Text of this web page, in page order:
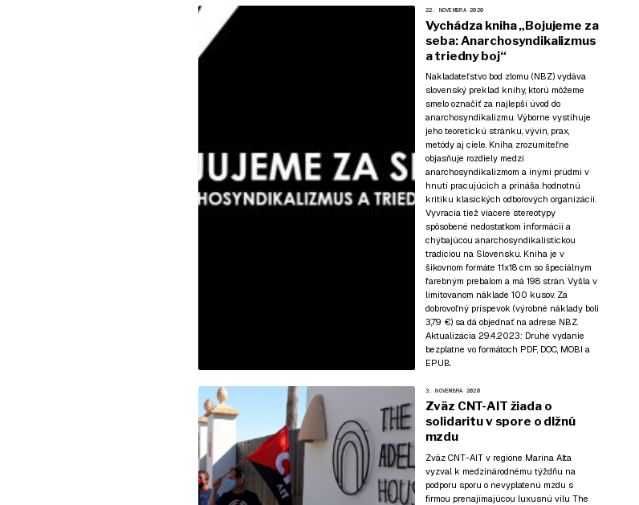
22. NOVEMBRA 2020
Vychádza kniha „Bojujeme za
seba: Anarchosyndikalizmus
a triedny boj“
Nakladateľstvo bod zlomu (NBZ) vydáva
slovenský preklad knihy, ktorú môžeme
smelo označiť za najlepší úvod do
anarchosyndikalizmu. Výborne vystihuje
jeho teoretickú stránku, vývin, prax,
metódy aj ciele. Kniha zrozumiteľne
objasňuje rozdiely medzi
anarchosyndikalizmom a inými prúdmi v
hnutí pracujúcich a prináša hodnotnú
kritiku klasických odborových organizácií.
Vyvracia tiež viaceré stereotypy
spôsobené nedostatkom informácií a
chýbajúcou anarchosyndikalistickou
tradíciou na Slovensku. Kniha je v
šikovnom formáte 11x18 cm so špeciálnym
farebným prebalom a má 198 strán. Vyšla v
limitovanom náklade 100 kusov. Za
dobrovoľný príspevok (výrobné náklady boli
3,79 €) sa dá objednať na adrese NBZ.
Aktualizácia 29.4.2023: Druhé vydanie
bezplatne vo formátoch PDF, DOC, MOBI a
EPUB.
3. NOVEMBRA 2020
Zväz CNT-AIT žiada o
solidaritu v spore o dlžnú
mzdu
Zväz CNT-AIT v regióne Marina Alta
vyzval k medzinárodnému týždňu na
podporu sporu o nevyplatenú mzdu s
firmou prenajímajúcou luxusnú vilu The